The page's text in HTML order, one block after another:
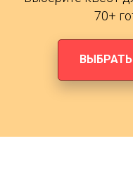
70+